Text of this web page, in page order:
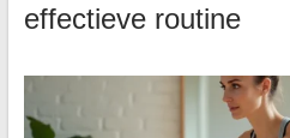
effectieve routine